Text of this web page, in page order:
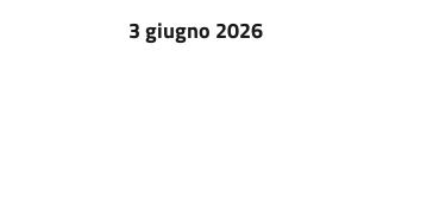
3 giugno 2026